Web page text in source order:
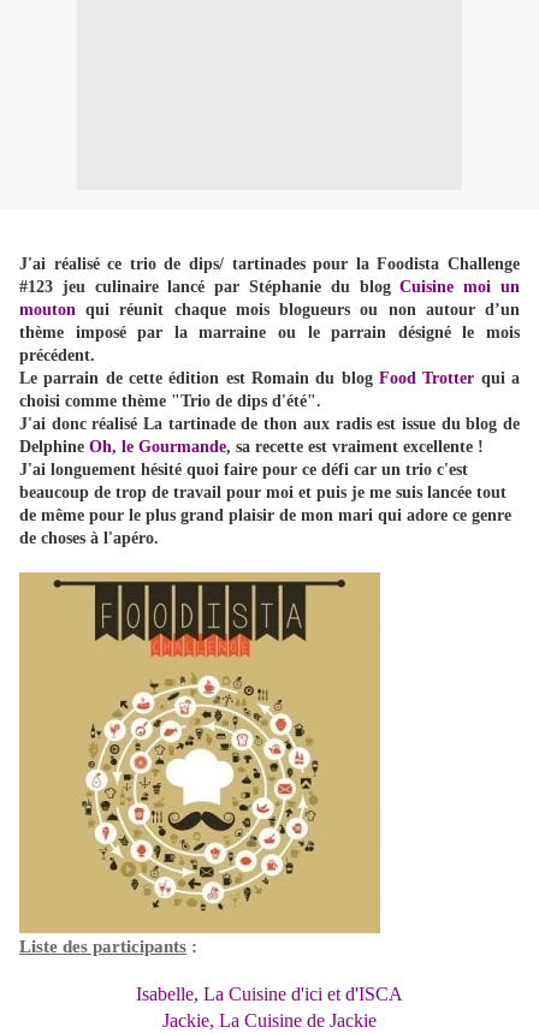
J'ai réalisé ce trio de dips/ tartinades pour la Foodista Challenge
#123 jeu culinaire lancé par Stéphanie du blogCuisine moi un
mouton qui réunit chaque mois blogueurs ou non autour d’un
thème imposé par la marraine ou le parrain désigné le mois
précédent.
Le parrain de cette édition est Romain du blog Food Trotter qui a
choisi comme thème "Trio de dips d'été".
J'ai donc réalisé La tartinade de thon aux radis est issue du blog de
Delphine Oh, le Gourmande, sa recette est vraiment excellente !
J'ai longuement hésité quoi faire pour ce défi car un trio c'est
beaucoup de trop de travail pour moi et puis je me suis lancée tout
de même pour le plus grand plaisir de mon mari qui adore ce genre
de choses à l'apéro.
Liste des participants :
Isabelle, La Cuisine d'ici et d'ISCA
Jackie, La Cuisine de Jackie